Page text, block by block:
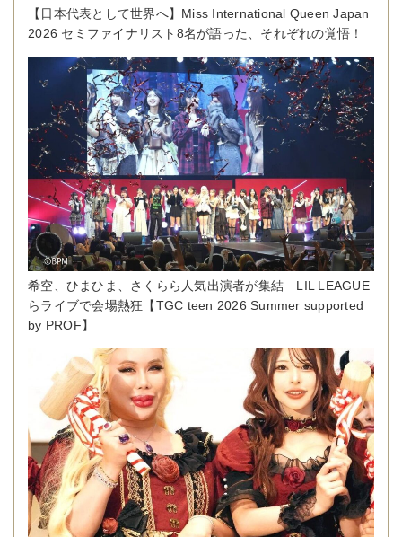
【日本代表として世界へ】Miss International Queen Japan
2026 セミファイナリスト8名が語った、それぞれの覚悟！
希空、ひまひま、さくらら人気出演者が集結 LIL LEAGUE
らライブで会場熱狂【TGC teen 2026 Summer supported
by PROF】